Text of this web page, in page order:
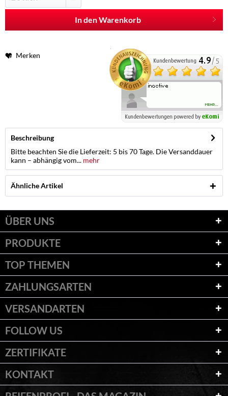
In den Warenkorb
Merken
Beschreibung
Bitte beachten Sie die Lieferzeit: 5 bis 70 Tage. Die Versanddauer
kann – abhängig vom... mehr
Ähnliche Artikel
ÜBER UNS
PRODUKTE
TOP THEMEN
ZAHLUNGSARTEN
VERSANDARTEN
FOLLOW US
ZERTIFIKATE
KONTAKT